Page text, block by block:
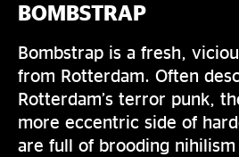
BOMBSTRAP
Bombstrap is a fresh,
from Rotterdam. Often
Rotterdam’s terror punk,
more eccentric side of
are full of brooding